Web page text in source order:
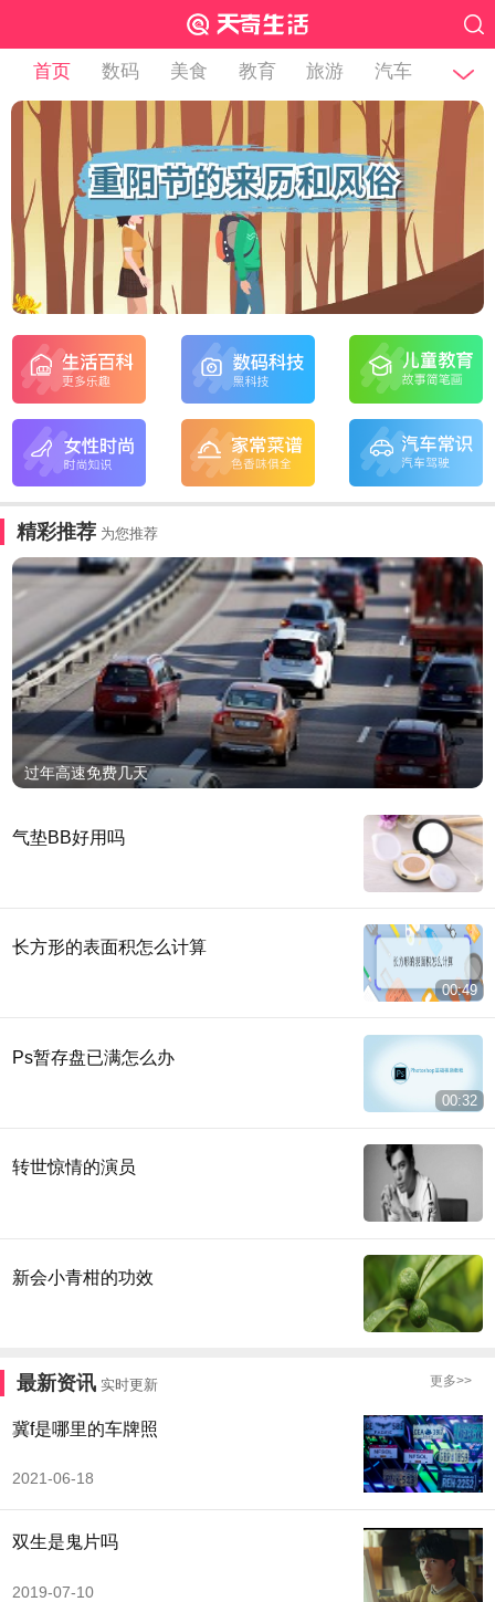
首页 数码 美食 教育 旅游 汽车
精彩推荐 为您推荐
过年高速免费几天
气垫BB好用吗
长方形的表面积怎么计算
00:49
Ps暂存盘已满怎么办
00:32
转世惊情的演员
新会小青柑的功效
最新资讯 实时更新 更多>>
冀f是哪里的车牌照
2021-06-18
双生是鬼片吗
2019-07-10